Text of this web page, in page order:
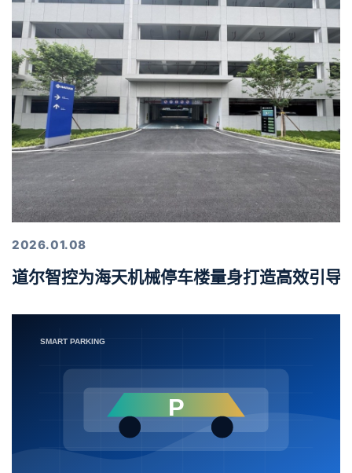
2026.01.08
道尔智控为海天机械停车楼量身打造高效引导